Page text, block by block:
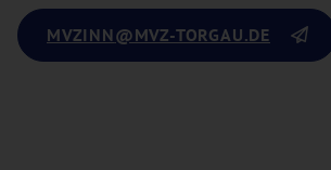
MVZINN@MVZ-TORGAU.DE